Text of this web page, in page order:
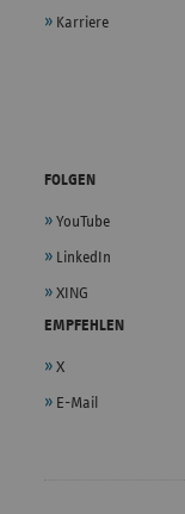
Karriere
FOLGEN
YouTube
LinkedIn
XING
EMPFEHLEN
X
E-Mail